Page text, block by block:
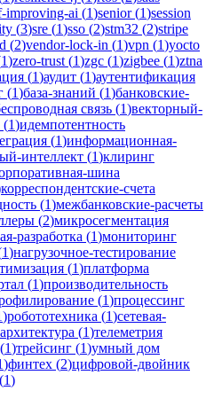
improving-ai (1)senior(1)session
(3)sre (1)sso (2)stm32 (2)stripe
(2)vendor-lock-in (1)vpn (1)yocto
1)zero-trust (1)zgc (1)zigbee (1)ztna
(1)аудит (1)аутентификация
(1)база-знаний (1)банковские-
связь (1)векторный-
(1)идемпотентность
(1)информационная-
интеллект (1)клиринг
шина
корреспондентские-счета
(1)межбанковские-расчеты
(2)микросегментация
разработка (1)мониторинг
1)нагрузочное-тестирование
(1)платформа
(1)производительность
(1)процессинг
)робототехника (1)сетевая-
(1)телеметрия
(1)трейсинг (1)умный дом
)финтех (2)цифровой-двойник
(1)